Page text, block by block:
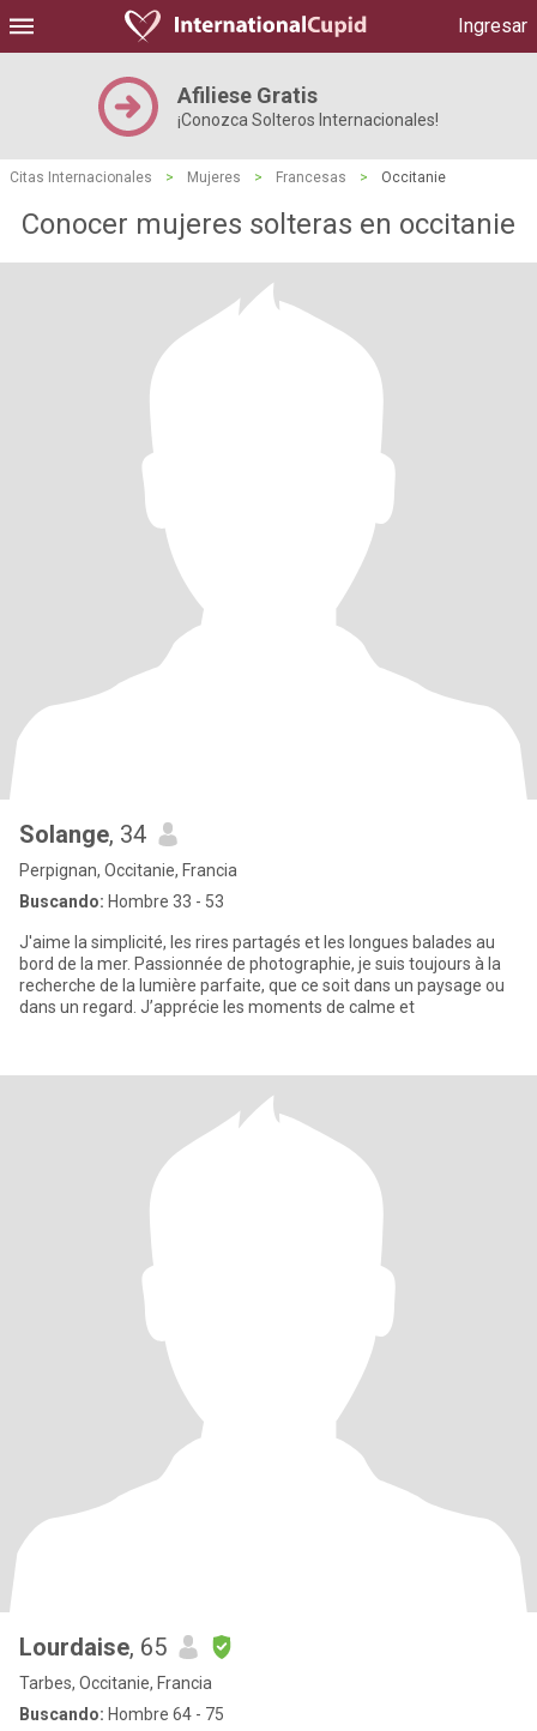
Ingresar
Afiliese Gratis
¡Conozca Solteros Internacionales!
Citas Internacionales > Mujeres > Francesas > Occitanie
Conocer mujeres solteras en occitanie
Solange, 34
Perpignan, Occitanie, Francia
Buscando: Hombre 33 - 53
J'aime la simplicité, les rires partagés et les longues balades au
bord de la mer. Passionnée de photographie, je suis toujours à la
recherche de la lumière parfaite, que ce soit dans un paysage ou
dans un regard. J’apprécie les moments de calme et
Lourdaise, 65
Tarbes, Occitanie, Francia
Buscando: Hombre 64 - 75